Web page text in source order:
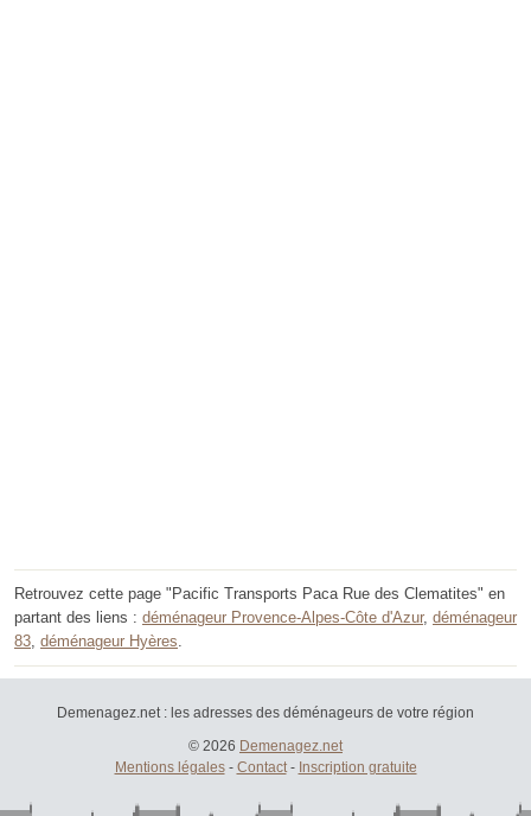
Retrouvez cette page "Pacific Transports Paca Rue des Clematites" en
partant des liens : déménageur Provence-Alpes-Côte d'Azur, déménageur
83 déménageur Hyères
Demenagez.net : les adresses des déménageurs de votre région
© 2026 Demenagez.net
Mentions légales- Contact- Inscription gratuite